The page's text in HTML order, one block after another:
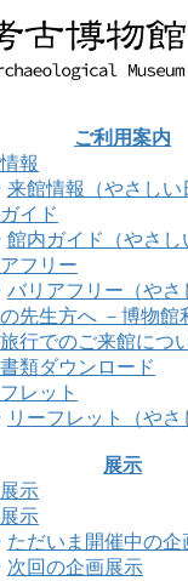
ご利用案内
報
来館情報（やさしい
イド
館内ガイド（やさし
フリー
バリアフリー（やさ
学校の先生方へ
行でのご来館につ
類ダウンロード
レット
リーフレット（やさ
展示
示
示
ただいま開催中の企
次回の企画展示